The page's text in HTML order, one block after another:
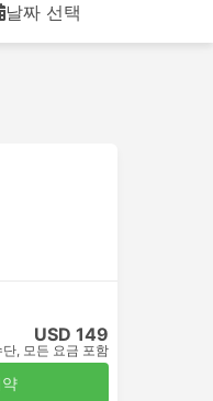
날짜 선택
USD 149
단, 모든 요금 포함